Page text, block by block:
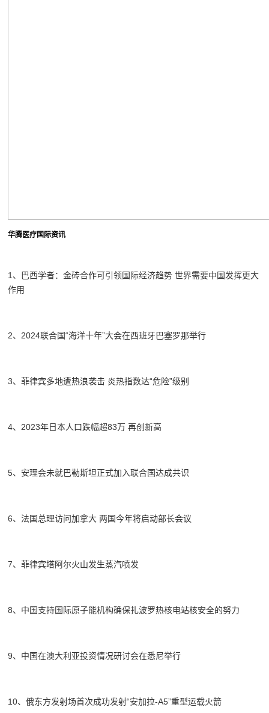
华腾医疗国际资讯
1、巴西学者：金砖合作可引领国际经济趋势 世界需要中国发挥更大
作用
2、2024联合国“海洋十年”大会在西班牙巴塞罗那举行
3、菲律宾多地遭热浪袭击 炎热指数达“危险”级别
4、2023年日本人口跌幅超83万 再创新高
5、安理会未就巴勒斯坦正式加入联合国达成共识
6、法国总理访问加拿大 两国今年将启动部长会议
7、菲律宾塔阿尔火山发生蒸汽喷发
8、中国支持国际原子能机构确保扎波罗热核电站核安全的努力
9、中国在澳大利亚投资情况研讨会在悉尼举行
10、俄东方发射场首次成功发射“安加拉-A5”重型运载火箭